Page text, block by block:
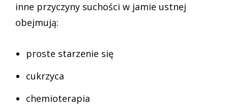
inne przyczyny suchości w jamie ustnej
obejmują:
proste starzenie się
cukrzyca
chemioterapia